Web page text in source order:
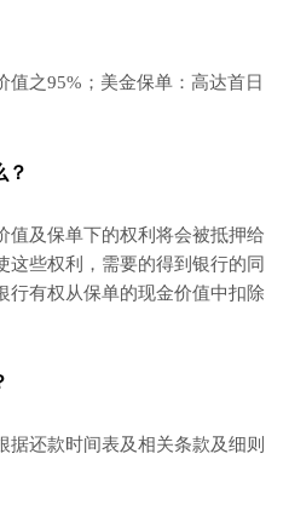
之95%；美金保单：高达首日
？
值及保单下的权利将会被抵押给
这些权利，需要的得到银行的同
行有权从保单的现金价值中扣除
还款时间表及相关条款及细则